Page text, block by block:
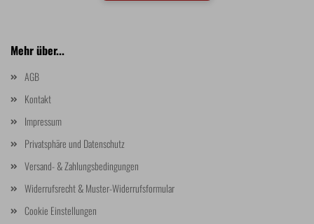
Mehr über...
AGB
Kontakt
Impressum
Privatsphäre und Datenschutz
Versand- & Zahlungsbedingungen
Widerrufsrecht & Muster-Widerrufsformular
Cookie Einstellungen